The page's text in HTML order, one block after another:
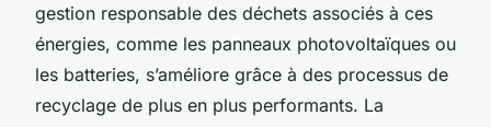
gestion responsable des déchets associés à ces
énergies, comme les panneaux photovoltaïques ou
les batteries, s’améliore grâce à des processus de
recyclage de plus en plus performants. La